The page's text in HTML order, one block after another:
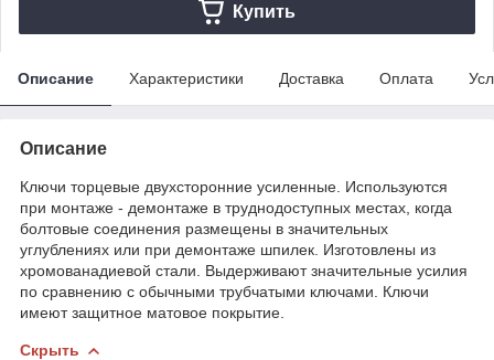
Купить
Описание Характеристики Доставка Оплата
Описание
Ключи торцевые двухсторонние усиленные. Используются
при монтаже - демонтаже в труднодоступных местах, когда
болтовые соединения размещены в значительных
углублениях или при демонтаже шпилек. Изготовлены из
хромованадиевой стали. Выдерживают значительные усилия
по сравнению с обычными трубчатыми ключами. Ключи
имеют защитное матовое покрытие.
Скрыть